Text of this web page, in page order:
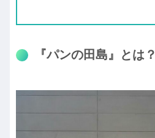
『パンの田島』とは？